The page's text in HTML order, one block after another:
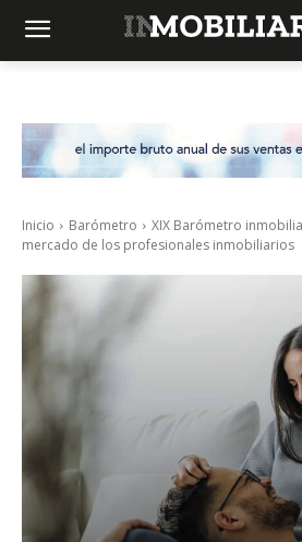
Inicio Barómetro
XIX Barómetro
mercado de los profesionales inmobiliarios